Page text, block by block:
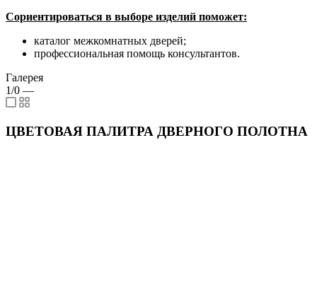
Сориентироваться в выборе изделий поможет:
каталог межкомнатных дверей;
профессиональная помощь консультантов.
Галерея
1/0 —
ЦВЕТОВАЯ ПАЛИТРА ДВЕРНОГО ПОЛОТНА